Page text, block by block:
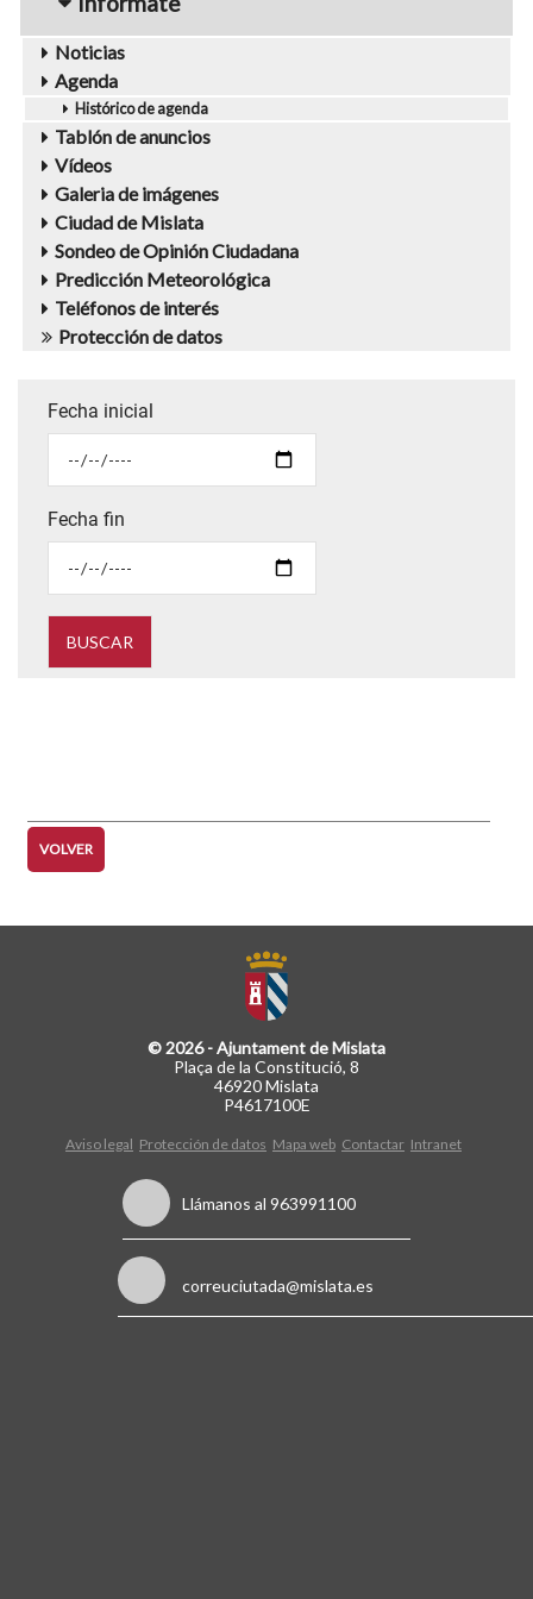
Noticias
Agenda
Histórico de agenda
Tablón de anuncios
Vídeos
Galeria de imágenes
Ciudad de Mislata
Sondeo de Opinión Ciudadana
Predicción Meteorológica
Teléfonos de interés
Protección de datos
Fecha inicial
Fecha fin
VOLVER
© 2026 - Ajuntament de Mislata
Plaça de la Constitució, 8
46920 Mislata
P4617100E
Aviso legal Protección de datos Mapa web Contactar Intranet
Llámanos al 963991100
correuciutada@mislata.es